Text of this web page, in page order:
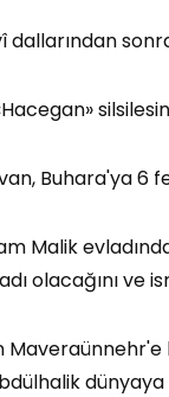
Buhara'ya 6
Malik
olacağını ve
dünyaya